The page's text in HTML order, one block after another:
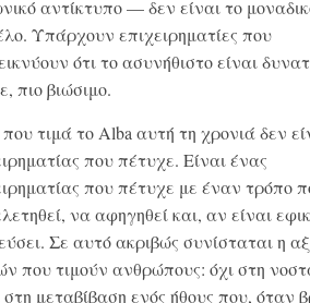
αντίκτυπο — δεν είναι το
Υπάρχουν επιχειρηματίες που
ότι το ασυνήθιστο είναι
πιο βιώσιμο.
τιμά το Alba αυτή τη χρονιά δεν
που πέτυχε. Είναι ένας
που πέτυχε με έναν τρόπο
να αφηγηθεί και, αν είναι
Σε αυτό ακριβώς συνίσταται η
που τιμούν ανθρώπους: όχι στη
μεταβίβαση ενός ήθους που, όταν